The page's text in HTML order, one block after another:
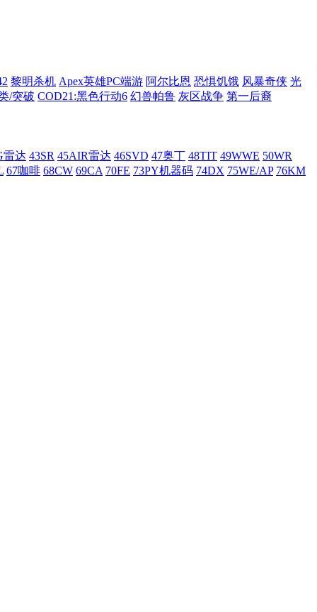
黎明杀机 Apex英雄PC端游 阿尔比恩 恐惧饥饿 风暴奇侠 光
/突破 COD21:黑色行动6 幻兽帕鲁 灰区战争 第一后裔
雷达 43SR 45AIR雷达 46SVD 47奥丁 48TIT 49WWE 50WR
67咖啡 68CW 69CA 70FE 73PY机器码 74DX 75WE/AP 76KM